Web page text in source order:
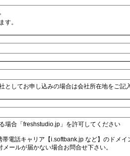
す。
としてお申し込みの場合は会社所在地をご記
場合「freshstudio.jp」を許可してください
帯電話キャリア【i.softbank.jp など】のドメ
ールが届かない場合お問合せ下さい。